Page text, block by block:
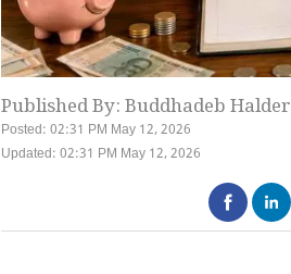
Published By: Buddhadeb Halder
Posted: 02:31 PM May 12, 2026
Updated: 02:31 PM May 12, 2026